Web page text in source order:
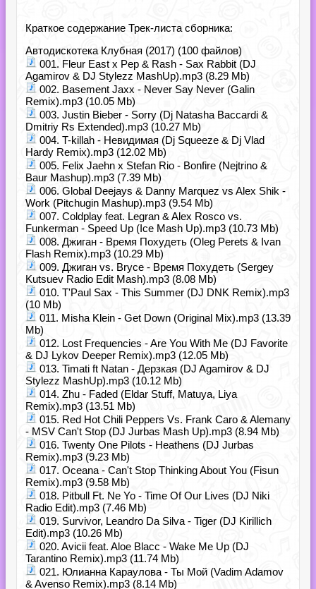
Краткое содержание Трек-листа сборника:
Автодискотека Клубная (2017) (100 файлов)
001. Fleur East x Pep & Rash - Sax Rabbit (DJ
Agamirov & DJ Stylezz MashUp).mp3 (8.29 Mb)
002. Basement Jaxx - Never Say Never (Galin
Remix).mp3 (10.05 Mb)
003. Justin Bieber - Sorry (Dj Natasha Baccardi &
Dmitriy Rs Extended).mp3 (10.27 Mb)
004. T-killah - Невидимая (Dj Squeeze & Dj Vlad
Hardy Remix).mp3 (12.02 Mb)
005. Felix Jaehn x Stefan Rio - Bonfire (Nejtrino &
Baur Mashup).mp3 (7.39 Mb)
006. Global Deejays & Danny Marquez vs Alex Shik -
Work (Pitchugin Mashup).mp3 (9.54 Mb)
007. Coldplay feat. Legran & Alex Rosco vs.
Funkerman - Speed Up (Ice Mash Up).mp3 (10.73 Mb)
008. Джиган - Время Похудеть (Oleg Perets & Ivan
Flash Remix).mp3 (10.29 Mb)
009. Джиган vs. Bryce - Время Похудеть (Sergey
Kutsuev Radio Edit Mash).mp3 (8.08 Mb)
010. T'Paul Sax - This Summer (DJ DNK Remix).mp3
(10 Mb)
011. Misha Klein - Get Down (Original Mix).mp3 (13.39
Mb)
012. Lost Frequencies - Are You With Me (DJ Favorite
& DJ Lykov Deeper Remix).mp3 (12.05 Mb)
013. Timati ft Natan - Дерзкая (DJ Agamirov & DJ
Stylezz MashUp).mp3 (10.12 Mb)
014. Zhu - Faded (Eldar Stuff, Matuya, Liya
Remix).mp3 (13.51 Mb)
015. Red Hot Chili Peppers Vs. Frank Caro & Alemany
- MSV Can't Stop (DJ Jurbas Mash Up).mp3 (8.94 Mb)
016. Twenty One Pilots - Heathens (DJ Jurbas
Remix).mp3 (9.23 Mb)
017. Oceana - Can't Stop Thinking About You (Fisun
Remix).mp3 (9.58 Mb)
018. Pitbull Ft. Ne Yo - Time Of Our Lives (DJ Niki
Radio Edit).mp3 (7.46 Mb)
019. Survivor, Leandro Da Silva - Tiger (DJ Kirillich
Edit).mp3 (10.26 Mb)
020. Avicii feat. Aloe Blacc - Wake Me Up (DJ
Tarantino Remix).mp3 (11.74 Mb)
021. Юлианна Караулова - Ты Мой (Vadim Adamov
& Avenso Remix).mp3 (8.14 Mb)